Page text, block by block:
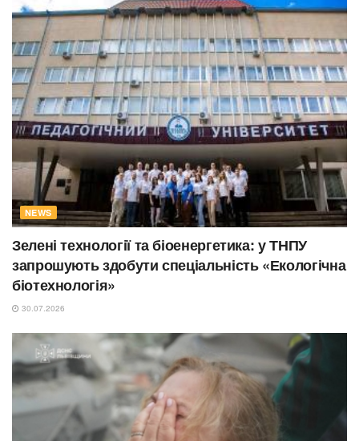
NEWS
Зелені технології та біоенергетика: у ТНПУ
запрошують здобути спеціальність «Екологічна
біотехнологія»
30.07.2026